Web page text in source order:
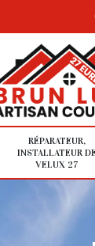
RÉPARATEUR,
INSTALLATEUR DE
VELUX 27